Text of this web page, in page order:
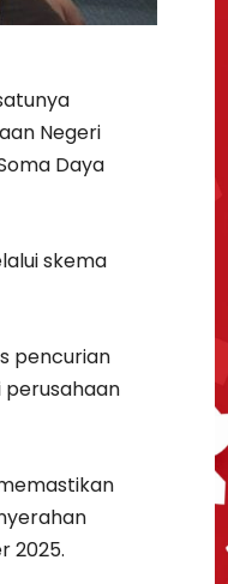
Negeri
Daya
skema
pencurian
perusahaan
2025.